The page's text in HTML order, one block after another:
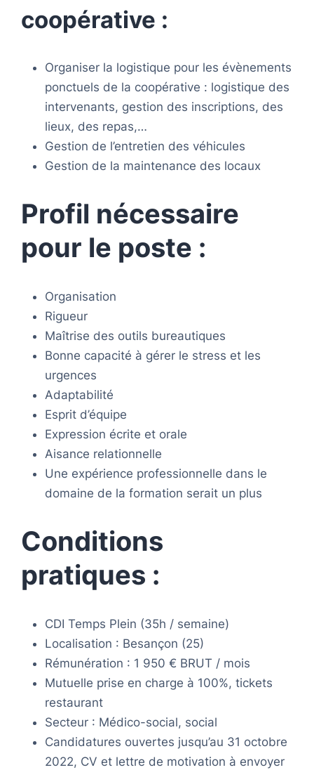
coopérative :
Organiser la logistique pour les évènements
ponctuels de la coopérative : logistique des
intervenants, gestion des inscriptions, des
lieux, des repas,…
Gestion de l’entretien des véhicules
Gestion de la maintenance des locaux
Profil nécessaire
pour le poste :
Organisation
Rigueur
Maîtrise des outils bureautiques
Bonne capacité à gérer le stress et les
urgences
Adaptabilité
Esprit d’équipe
Expression écrite et orale
Aisance relationnelle
Une expérience professionnelle dans le
domaine de la formation serait un plus
Conditions
pratiques :
CDI Temps Plein (35h / semaine)
Localisation : Besançon (25)
Rémunération : 1 950 € BRUT / mois
Mutuelle prise en charge à 100%, tickets
restaurant
Secteur : Médico-social, social
Candidatures ouvertes jusqu’au 31 octobre
2022, CV et lettre de motivation à envoyer